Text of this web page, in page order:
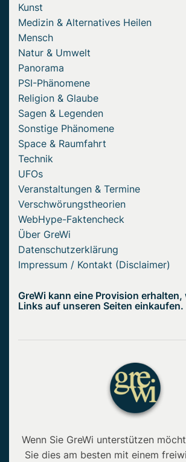
Kunst
Medizin & Alternatives Heilen
Mensch
Natur & Umwelt
Panorama
PSI-Phänomene
Religion & Glaube
Sagen & Legenden
Sonstige Phänomene
Space & Raumfahrt
Technik
UFOs
Veranstaltungen & Termine
Verschwörungstheorien
WebHype-Faktencheck
Über GreWi
Datenschutzerklärung
Impressum / Kontakt (Disclaimer)
GreWi kann eine Provision erhalten,
Links auf unseren Seiten einkaufen.
Wenn Sie GreWi unterstützen
Sie dies am besten mit einem